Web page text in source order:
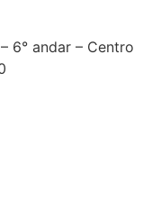
6° andar – Centro